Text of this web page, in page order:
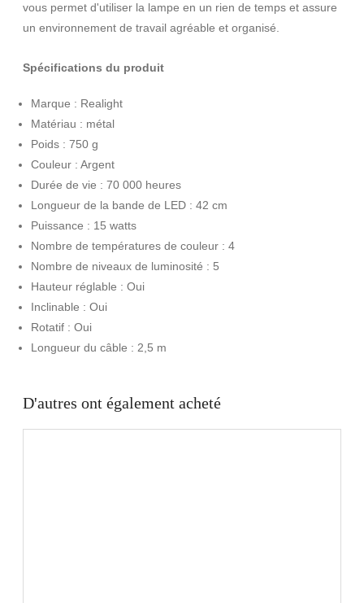
vous permet d'utiliser la lampe en un rien de temps et assure
un environnement de travail agréable et organisé.
Spécifications du produit
Marque : Realight
Matériau : métal
Poids : 750 g
Couleur : Argent
Durée de vie : 70 000 heures
Longueur de la bande de LED : 42 cm
Puissance : 15 watts
Nombre de températures de couleur : 4
Nombre de niveaux de luminosité : 5
Hauteur réglable : Oui
Inclinable : Oui
Rotatif : Oui
Longueur du câble : 2,5 m
D'autres ont également acheté